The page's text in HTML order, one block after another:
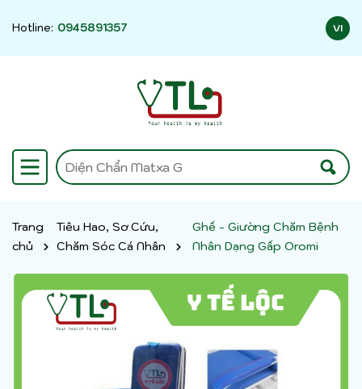
Hotline: 0945891357 VI
Trang
chủ
Tiêu Hao, Sơ Cứu,
Chăm Sóc Cá Nhân
Ghế - Giường Chăm Bệnh
Nhân Dạng Gấp Oromi